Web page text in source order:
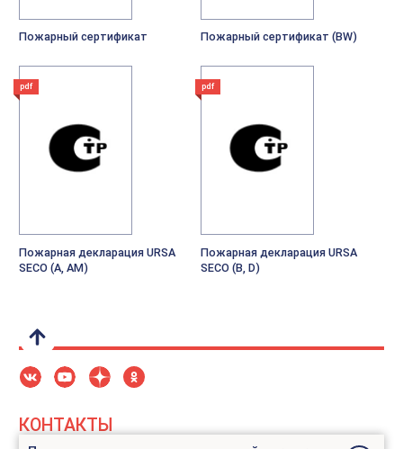
Пожарный сертификат Пожарный сертификат (BW)
pdf
Пожарная декларация URSA
SECO (А, АМ)
pdf
Пожарная декларация URSA
SECO (B, D)
КОНТАКТЫ